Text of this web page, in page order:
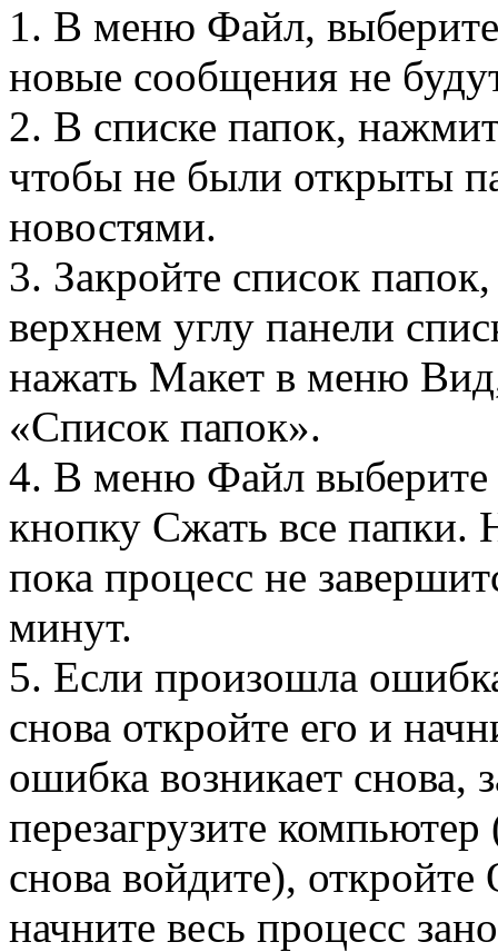
1. В меню Файл, выберите
новые сообщения не
2. В списке папок,
чтобы не были открыты
новостями.
3. Закройте список
верхнем углу панели
нажать Макет в меню
«Список папок».
4. В меню Файл выберите
кнопку Сжать все папки.
пока процесс не
минут.
5. Если произошла
снова откройте его и
ошибка возникает снова,
перезагрузите
снова войдите),
начните весь процесс